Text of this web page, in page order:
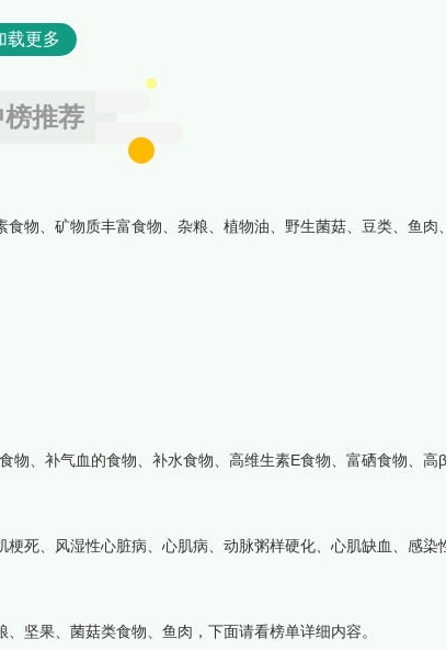
载更多
推荐
物、矿物质丰富食物、杂粮、植物油、野生菌菇、豆类、鱼肉
、补气血的食物、补水食物、高维生素E食物、富硒食物、高
死、风湿性心脏病、心肌病、动脉粥样硬化、心肌缺血、感染
坚果、菌菇类食物、鱼肉，下面请看榜单详细内容。